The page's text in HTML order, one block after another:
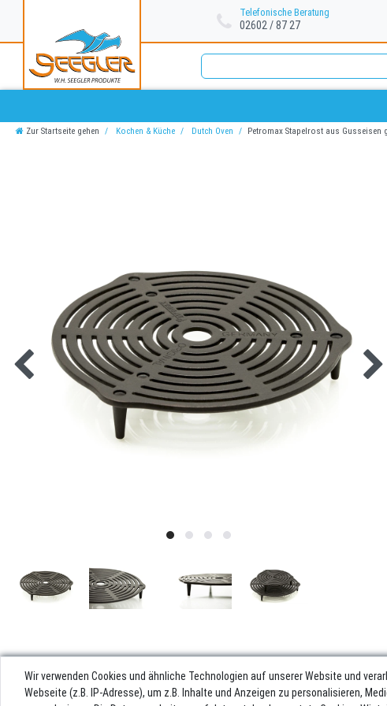
Telefonische Beratung
02602 / 87 27
Zur Startseite gehen Kochen & Küche Dutch Oven Petromax Stapelrost aus Gusseisen
Wir verwenden Cookies und ähnliche Technologien auf unserer Website und
Webseite (z.B. IP-Adresse), um z.B. Inhalte und Anzeigen zu personalisieren,